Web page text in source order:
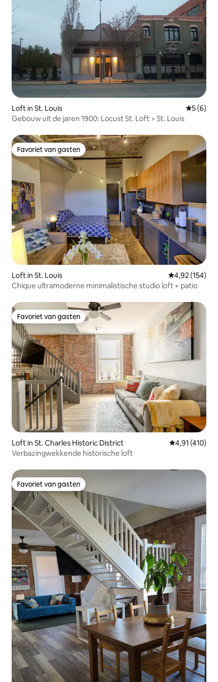
Loft in St. Louis
5 (6)
Gebouw uit de jaren 1900: Locust St. Loft > St. Louis
Favoriet van gasten
Favoriet van gasten
Loft in St. Louis Gemiddelde
4,92 (154)
Chique ultramoderne minimalistische studio loft + patio
Favoriet van gasten
Favoriet van gasten
Loft in St. Charles Historic District Gemiddelde
4,91 (410)
Verbazingwekkende historische loft
Favoriet van gasten
Favoriet van gasten